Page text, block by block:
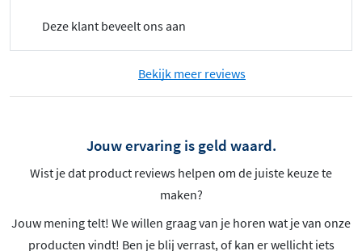
Deze klant beveelt ons aan
Bekijk meer reviews
Jouw ervaring is geld waard.
Wist je dat product reviews helpen om de juiste keuze te
maken?
Jouw mening telt! We willen graag van je horen wat je van onze
producten vindt! Ben je blij verrast, of kan er wellicht iets